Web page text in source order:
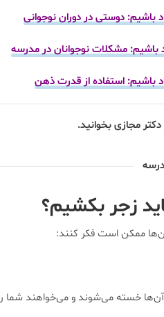
باشیم: دوستی در دوران نوجوانی
باشیم: مشکلات نوجوانان در مدرسه
باشیم: استفاده از قدرت ذهن
مجازی بخوانید.
زجر بکشیم؟
ممكن است فكر كنند:
خسته می‌شوند و می‌خواهند شما را